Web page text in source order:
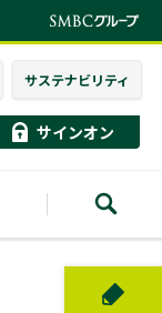
サステナビリティ
サインオン